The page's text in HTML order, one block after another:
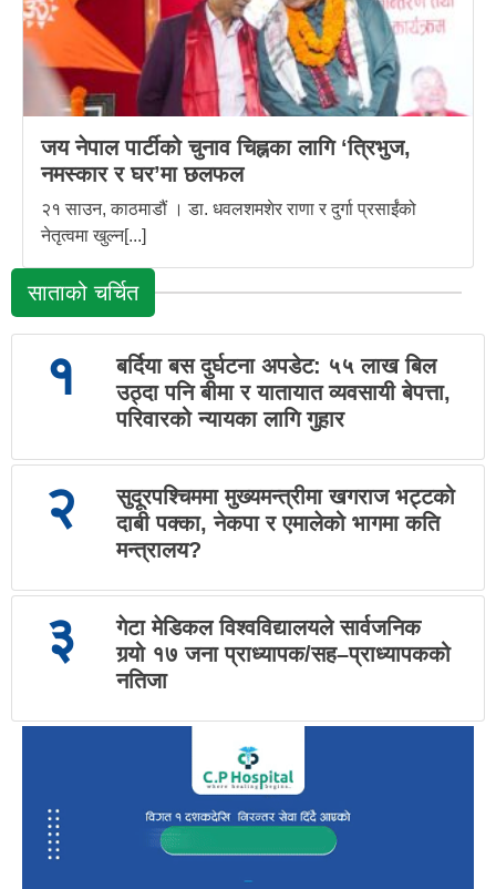
जय नेपाल पार्टीको चुनाव चिह्नका लागि ‘त्रिभुज,
नमस्कार र घर’मा छलफल
२१ साउन, काठमाडौं । डा. धवलशमशेर राणा र दुर्गा प्रसाईंको
नेतृत्वमा खुल्न[...]
साताको चर्चित
१
बर्दिया बस दुर्घटना अपडेट: ५५ लाख बिल
उठ्दा पनि बीमा र यातायात व्यवसायी बेपत्ता,
परिवारको न्यायका लागि गुहार
२
सुदूरपश्चिममा मुख्यमन्त्रीमा खगराज भट्टको
दाबी पक्का, नेकपा र एमालेको भागमा कति
मन्त्रालय?
३
गेटा मेडिकल विश्वविद्यालयले सार्वजनिक
गर्‍यो १७ जना प्राध्यापक/सह–प्राध्यापकको
नतिजा